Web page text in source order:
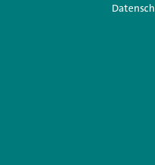
Kommentar